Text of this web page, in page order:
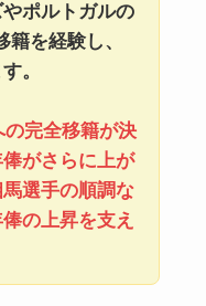
ポルトガルの
を経験し、
。
完全移籍が決
がさらに上が
選手の順調な
の上昇を支え